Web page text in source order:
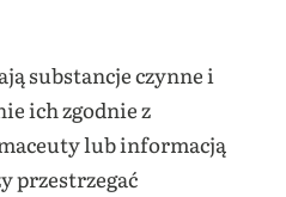
substancje czynne i
ich zgodnie z
lub informacją
przestrzegać